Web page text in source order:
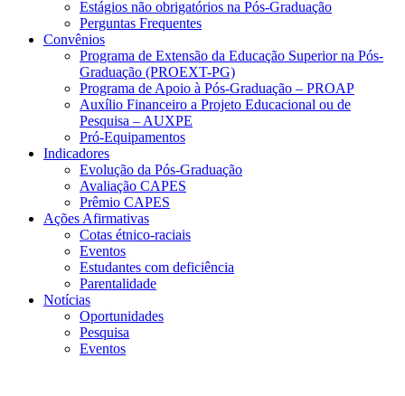
Estágios não obrigatórios na Pós-Graduação
Perguntas Frequentes
Convênios
Programa de Extensão da Educação Superior na Pós-
Graduação (PROEXT-PG)
Programa de Apoio à Pós-Graduação – PROAP
Auxílio Financeiro a Projeto Educacional ou de
Pesquisa – AUXPE
Pró-Equipamentos
Indicadores
Evolução da Pós-Graduação
Avaliação CAPES
Prêmio CAPES
Ações Afirmativas
Cotas étnico-raciais
Eventos
Estudantes com deficiência
Parentalidade
Notícias
Oportunidades
Pesquisa
Eventos